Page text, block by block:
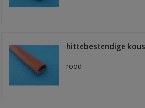
hittebestendige kous
rood